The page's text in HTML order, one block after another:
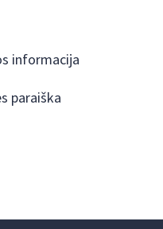
informacija
paraiška